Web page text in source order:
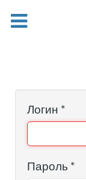
Логин *
Пароль *